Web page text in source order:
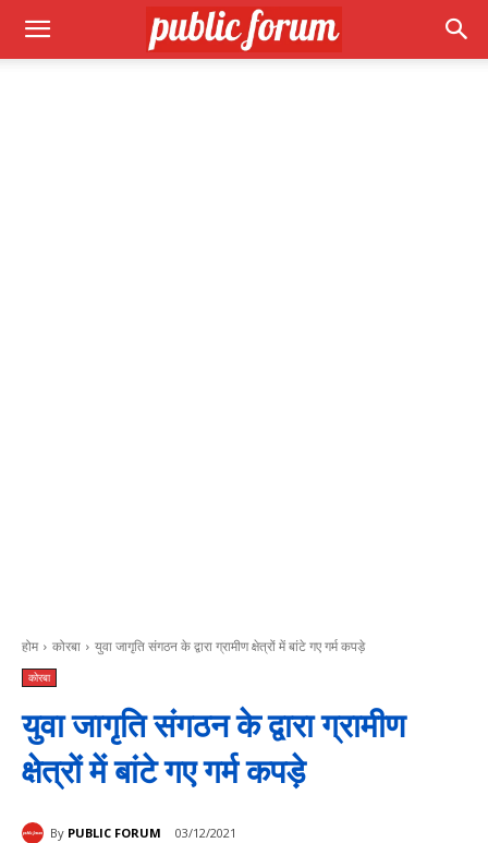
होम कोरबा युवा जागृति संगठन के द्वारा ग्रामीण क्षेत्रों में बांटे गए गर्म कपड़े
कोरबा
युवा जागृति संगठन के द्वारा ग्रामीण
क्षेत्रों में बांटे गए गर्म कपड़े
By PUBLIC FORUM 03/12/2021